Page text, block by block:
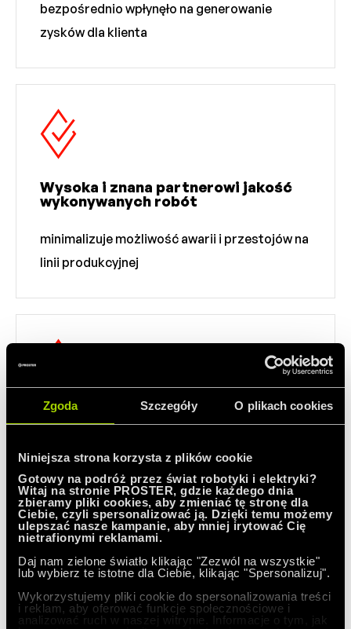
Zgoda Szczegóły O plikach cookies
Niniejsza strona korzysta z plików cookie
Gotowy na podróż przez świat robotyki i elektryki?
Witaj na stronie PROSTER, gdzie każdego dnia
zbieramy pliki cookies, aby zmieniać tę stronę dla
Ciebie, czyli spersonalizować ją. Dzięki temu możemy
ulepszać nasze kampanie, aby mniej irytować Cię
nietrafionymi reklamami.
Daj nam zielone światło klikając "Zezwól na wszystkie"
lub wybierz te istotne dla Ciebie, klikając "Spersonalizuj".
Wykorzystujemy pliki cookie do spersonalizowania treści
i reklam, aby oferować funkcje społecznościowe i
analizować ruch w naszej witrynie. Informacje o tym, jak
bezpośrednio wpłynęło na generowanie
zysków dla klienta
Wysoka i znana partnerowi jakość
wykonywanych robót
minimalizuje możliwość awarii i przestojów na
linii produkcyjnej
Znajomość maszyn przemysłu
spożywczego
była kluczowa w realizacji projektu w terminie
Nasz system zarządzania jakością